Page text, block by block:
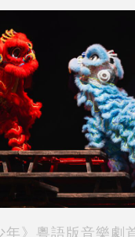
年》粵語版音樂劇